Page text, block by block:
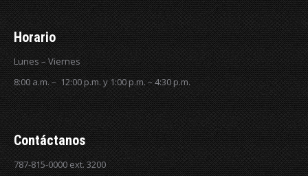
Horario
Lunes – Viernes
8:00 a.m. – 12:00 p.m. y 1:00 p.m. – 4:30 p.m.
Contáctanos
787-815-0000 ext. 3200